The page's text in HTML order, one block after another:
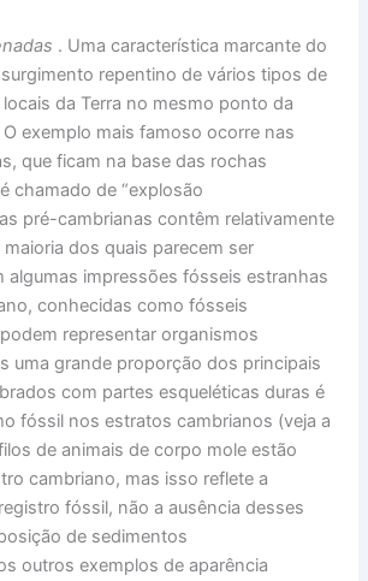
. Uma característica marcante do
repentino de vários tipos de
da Terra no mesmo ponto da
exemplo mais famoso ocorre nas
que ficam na base das rochas
chamado de “explosão
pré-cambrianas contêm relativamente
dos quais parecem ser
algumas impressões fósseis estranhas
conhecidas como fósseis
representar organismos
uma grande proporção dos principais
com partes esqueléticas duras é
fóssil nos estratos cambrianos (veja a
de animais de corpo mole estão
cambriano, mas isso reflete a
fóssil, não a ausência desses
de sedimentos
outros exemplos de aparência